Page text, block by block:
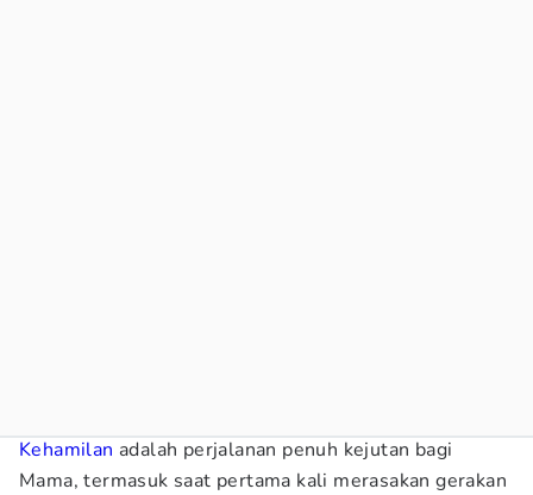
Kehamilan adalah perjalanan penuh kejutan bagi
Mama, termasuk saat pertama kali merasakan gerakan